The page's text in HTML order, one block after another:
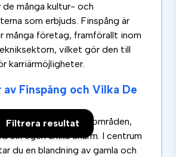
Filtrera resultat
de många kultur- och
som erbjuds. Finspång är
många företag, framförallt inom
vilket gör den till
karriärmöjligheter.
av Finspång och Vilka De
i flera distinkta områden,
sin egen unika charm. I centrum
du en blandning av gamla och